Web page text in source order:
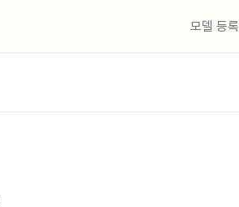
모델 등록